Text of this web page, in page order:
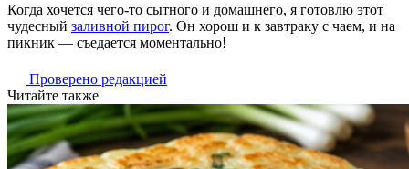
Когда хочется чего-то сытного и домашнего, я готовлю этот
чудесный заливной пирог. Он хорош и к завтраку с чаем, и на
пикник — съедается моментально!
Проверено редакцией
Читайте также